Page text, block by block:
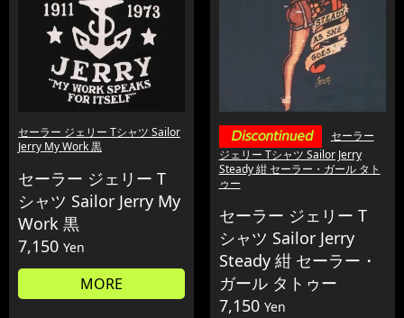
セーラー ジェリー Tシャツ Sailor
Jerry My Work 黒
セーラー ジェリー T
シャツ Sailor Jerry My
Work 黒
7,150 Yen
MORE
セーラー
ジェリー Tシャツ Sailor Jerry
Steady 紺 セーラー・ガール タト
ゥー
セーラー ジェリー T
シャツ Sailor Jerry
Steady 紺 セーラー・
ガール タトゥー
7,150 Yen